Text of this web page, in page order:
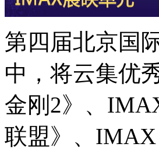
第四届北京国
中，将云集优
金刚2》、
联盟》、